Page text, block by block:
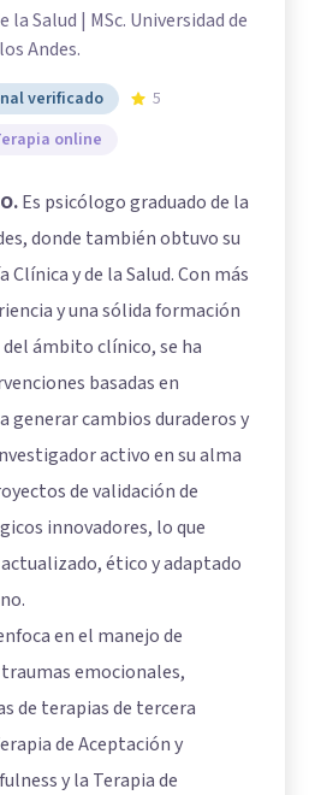
Salud | MSc. Universidad de
los Andes.
verificado
5
online
Es psicólogo graduado de la
donde también obtuvo su
y de la Salud. Con más
y una sólida formación
ámbito clínico, se ha
basadas en
generar cambios duraderos y
activo en su alma
de validación de
innovadores, lo que
ético y adaptado
en el manejo de
emocionales,
de terapias de tercera
de Aceptación y
y la Terapia de